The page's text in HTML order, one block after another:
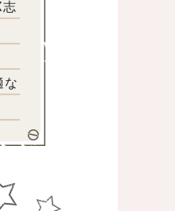
な